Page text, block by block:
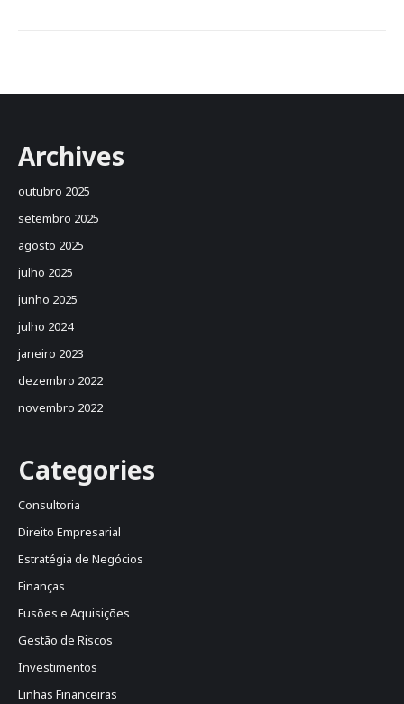
Archives
outubro 2025
setembro 2025
agosto 2025
julho 2025
junho 2025
julho 2024
janeiro 2023
dezembro 2022
novembro 2022
Categories
Consultoria
Direito Empresarial
Estratégia de Negócios
Finanças
Fusões e Aquisições
Gestão de Riscos
Investimentos
Linhas Financeiras